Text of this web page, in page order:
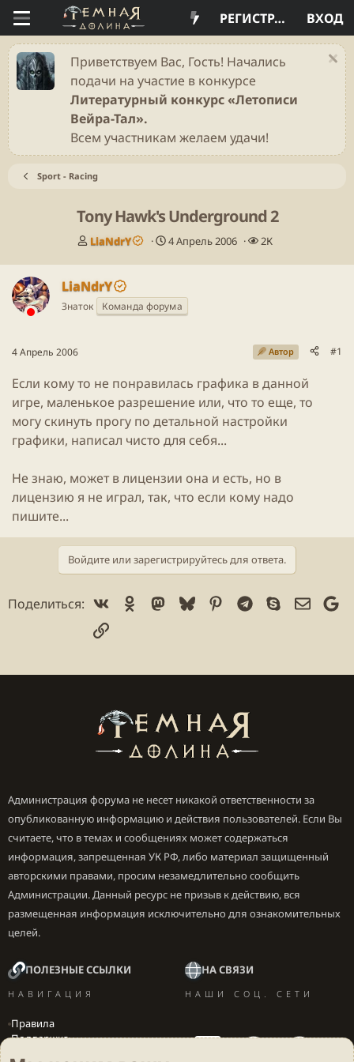
ВХОД
РЕГИСТРАЦИЯ
Приветствуем Вас, Гость! Начались
подачи на участие в конкурсе
Литературный конкурс «Летописи
Вейра-Тал».
Всем участникам желаем удачи!
Sport - Racing
Tony Hawk's Underground 2
А
о
LiaNdrY
Д
н
а
4 Апрель 2006
П
р
ы
2К
LiaNdrY
Знаток Команда форума
4 Апрель 2006 Автор #1
Если кому то не понравилась графика в данной
игре, маленькое разрешение или, что то еще, то
могу скинуть прогу по детальной настройки
графики, написал чисто для себя...
Не знаю, может в лицензии она и есть, но в
лицензию я не играл, так, что если кому надо
пишите...
Войдите или зарегистрируйтесь для ответа.
Поделиться: Vk Ok Mastodon
BlueskyPinterest
Telegram
Skype
Ссылка
Администрация форума не несет никакой ответственности за
опубликованную информацию и действия пользователей. Если Вы
считаете, что в темах и сообщениях может содержаться
информация, запрещенная УК РФ, либо материал защищенный
авторскими правами, просим незамедлительно сообщить
Администрации. Данный ресурс не призыв к действию, вся
размещенная информация исключительно для ознакомительных
целей.
ПОЛЕЗНЫЕ ССЫЛКИ
НАВИГАЦИЯ
Правила
Поддержка
НА СВЯЗИ
НАШИ СОЦ. СЕТИ